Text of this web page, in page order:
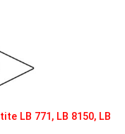
LB 771, LB 8150, LB